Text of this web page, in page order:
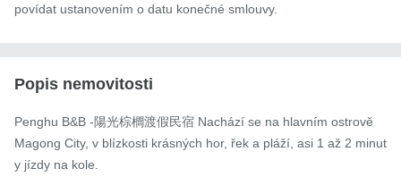
povídat ustanovením o datu konečné smlouvy.
Popis nemovitosti
Penghu B&B -陽光棕櫚渡假民宿 Nachází se na hlavním ostrově
Magong City, v blízkosti krásných hor, řek a pláží, asi 1 až 2 minut
y jízdy na kole.